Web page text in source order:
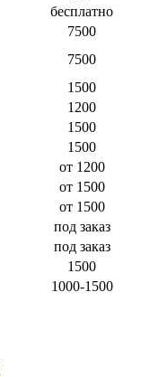
бесплатно
7500
7500
1500
1200
1500
1500
от 1200
от 1500
от 1500
под заказ
под заказ
1500
1000-1500